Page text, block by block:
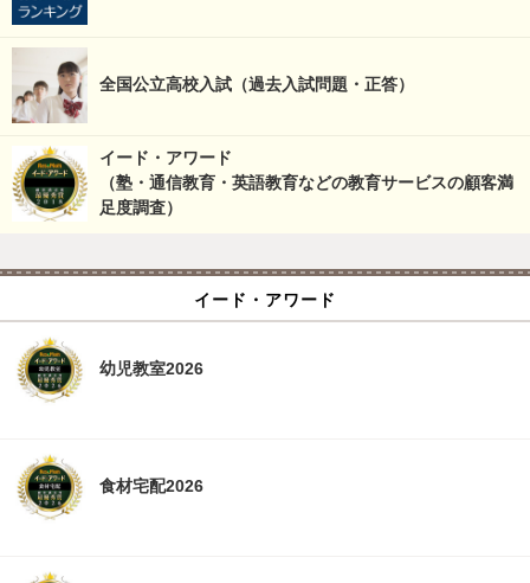
全国公立高校入試（過去入試問題・正答）
イード・アワード
（塾・通信教育・英語教育などの教育サービスの顧客満
足度調査）
イード・アワード
幼児教室2026
食材宅配2026